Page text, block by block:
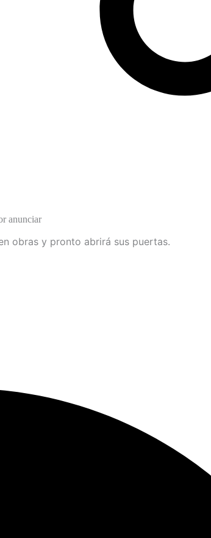
anunciar
obras y pronto abrirá sus puertas.